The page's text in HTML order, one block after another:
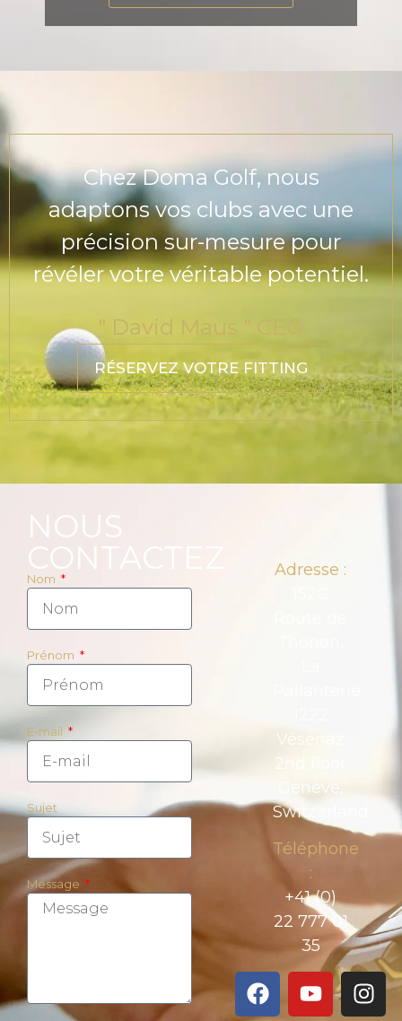
Chez Doma Golf, nous
adaptons vos clubs avec une
précision sur-mesure pour
révéler votre véritable potentiel.
" David Maus " CEO
RÉSERVEZ VOTRE FITTING
NOUS
CONTACTEZ
Nom
Prénom
E-mail
Sujet
Message
Adresse :
Vésenaz
2nd floor
Genève,
Switzerland
Téléphone
:
+41 (0)
22 777 01
35